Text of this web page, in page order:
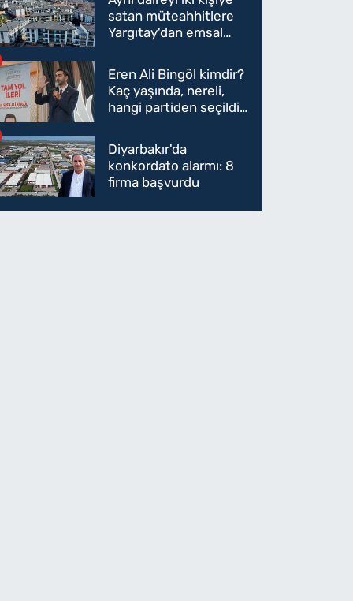
satan müteahhitlere
Yargıtay'dan emsal
Eren Ali Bingöl kimdir?
Kaç yaşında, nereli,
hangi partiden seçildi?
Parti'ye mi geçecek?
Diyarbakır'da
konkordato alarmı: 8
firma başvurdu